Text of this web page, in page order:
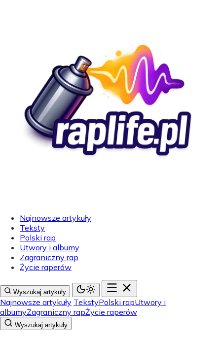
Najnowsze artykuły
Teksty
Polski rap
Utwory i albumy
Zagraniczny rap
Życie raperów
Wyszukaj artykuły
Najnowsze artykuły TekstyPolski rapUtwory i
albumyZagraniczny rapŻycie raperów
Wyszukaj artykuły